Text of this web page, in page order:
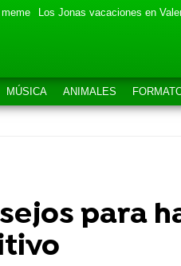
Los Jonas vacaciones en
MÚSICA ANIMALES
para